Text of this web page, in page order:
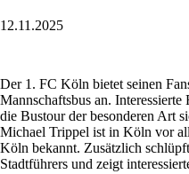
12.11.2025
Der 1. FC Köln bietet seinen
Mannschaftsbus an.
die Bustour der besonderen Art
Michael Trippel ist in Köln vor
Köln bekannt. Zusätzlich
Stadtführers und zeigt